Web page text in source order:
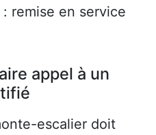
remise en service
appel à un
escalier doit